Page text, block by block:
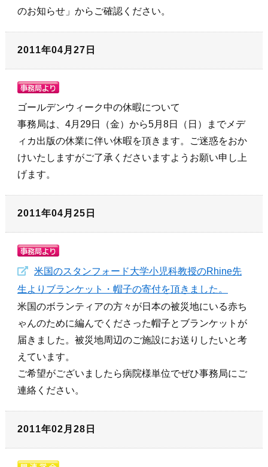
のお知らせ」からご確認ください。
2011年04月27日
ゴールデンウィーク中の休暇について
事務局は、4月29日（金）から5月8日（日）までメデ
ィカ出版の休業に伴い休暇を頂きます。ご迷惑をおか
けいたしますがご了承くださいますようお願い申し上
げます。
2011年04月25日
米国のスタンフォード大学小児科教授のRhine先
生よりブランケット・帽子の寄付を頂きました。
米国のボランティアの方々が日本の被災地にいる赤ち
ゃんのために編んでくださった帽子とブランケットが
届きました。被災地周辺のご施設にお送りしたいと考
えています。
ご希望がございましたら病院様単位でぜひ事務局にご
連絡ください。
2011年02月28日